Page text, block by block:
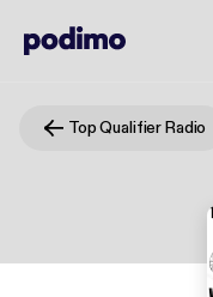
Top Qualifier Radio